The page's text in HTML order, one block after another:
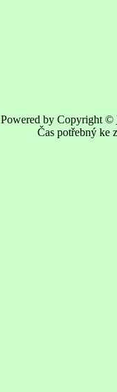
Powered by Copyright ©
Čas potřebný ke